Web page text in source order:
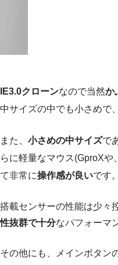
IE3.0クローンなので当然か
中サイズの中でも小さめで
また、 小さめの中サイズで
らに軽量なマウス(GproX
て非常に操作感が良いです。
搭載センサーの性能は少々
性抜群で十分なパフォーマ
その他にも、メインボタン